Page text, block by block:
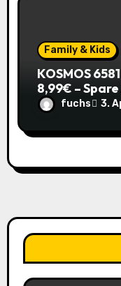
Family & Kids
KOSMOS
8,99€ –
alten Preis!
fuchs 3.